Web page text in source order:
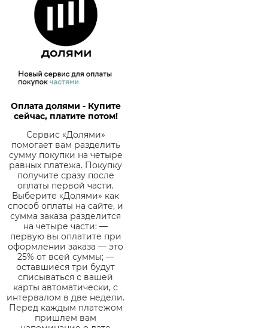
Оплата долями - Купите
сейчас, платите потом!
Сервис «Долями»
помогает вам разделить
сумму покупки на четыре
равных платежа. Покупку
получите сразу после
оплаты первой части.
Выберите «Долями» как
способ оплаты на сайте, и
сумма заказа разделится
на четыре части: —
первую вы оплатите при
оформлении заказа — это
25% от всей суммы; —
оставшиеся три будут
списываться с вашей
карты автоматически, с
интервалом в две недели.
Перед каждым платежом
пришлем вам